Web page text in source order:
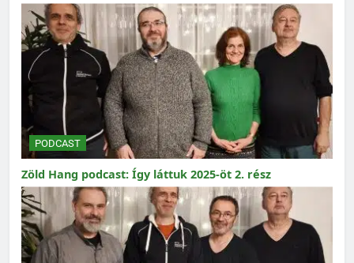
PODCAST
Zöld Hang podcast: Így láttuk 2025-öt 2. rész